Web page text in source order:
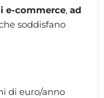
e-commerce, ad
soddisfano
di euro/anno